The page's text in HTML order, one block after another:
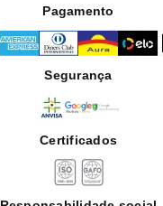
Pagamento
Segurança
Certificados